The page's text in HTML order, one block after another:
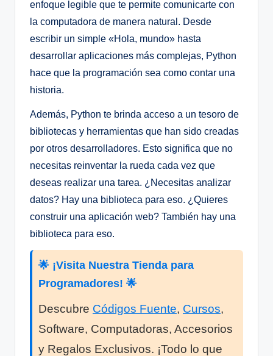
enfoque legible que te permite comunicarte con
la computadora de manera natural. Desde
escribir un simple «Hola, mundo» hasta
desarrollar aplicaciones más complejas, Python
hace que la programación sea como contar una
historia.
Además, Python te brinda acceso a un tesoro de
bibliotecas y herramientas que han sido creadas
por otros desarrolladores. Esto significa que no
necesitas reinventar la rueda cada vez que
deseas realizar una tarea. ¿Necesitas analizar
datos? Hay una biblioteca para eso. ¿Quieres
construir una aplicación web? También hay una
biblioteca para eso.
🌟 ¡Visita Nuestra Tienda para
Programadores! 🌟
Descubre Códigos Fuente, Cursos,
Software, Computadoras, Accesorios
y Regalos Exclusivos. ¡Todo lo que